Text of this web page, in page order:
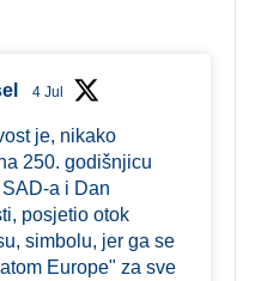
4 Jul
je, nikako
250. godišnjicu
a i Dan
posjetio otok
simbolu, jer ga se
Europe" za sve